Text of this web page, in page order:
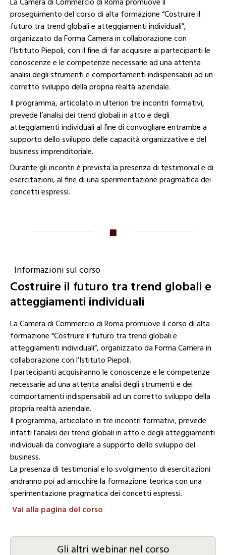
proseguimento del corso di alta formazione “Costruire il
futuro tra trend globali e atteggiamenti individuali”,
organizzato da Forma Camera in collaborazione con
l’Istituto Piepoli, con il fine di far acquisire ai partecipanti le
conoscenze e le competenze necessarie ad una attenta
analisi degli strumenti e comportamenti indispensabili ad un
corretto sviluppo della propria realtà aziendale.
Il programma, articolato in ulteriori tre incontri formativi,
prevede l’analisi dei trend globali in atto e degli
atteggiamenti individuali al fine di convogliare entrambe a
supporto dello sviluppo delle capacità organizzative e del
business imprenditoriale.
Durante gli incontri è prevista la presenza di testimonial e di
esercitazioni, al fine di una sperimentazione pragmatica dei
concetti espressi.
Informazioni sul corso
Costruire il futuro tra trend globali e
atteggiamenti individuali
La Camera di Commercio di Roma promuove il corso di alta
formazione “Costruire il futuro tra trend globali e
atteggiamenti individuali”, organizzato da Forma Camera in
collaborazione con l’Istituto Piepoli.
I partecipanti acquisiranno le conoscenze e le competenze
necessarie ad una attenta analisi degli strumenti e dei
comportamenti indispensabili ad un corretto sviluppo della
propria realtà aziendale.
Il programma, articolato in tre incontri formativi, prevede
infatti l’analisi dei trend globali in atto e degli atteggiamenti
individuali da convogliare a supporto dello sviluppo del
business.
La presenza di testimonial e lo svolgimento di esercitazioni
andranno poi ad arricchire la formazione teorica con una
sperimentazione pragmatica dei concetti espressi.
Vai alla pagina del corso
Gli altri webinar nel corso